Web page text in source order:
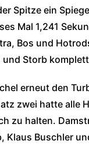
Spitze ein
Mal 1,241
Bos und
Storb
erneut den
zwei hatte alle
zu halten.
Klaus Buschler